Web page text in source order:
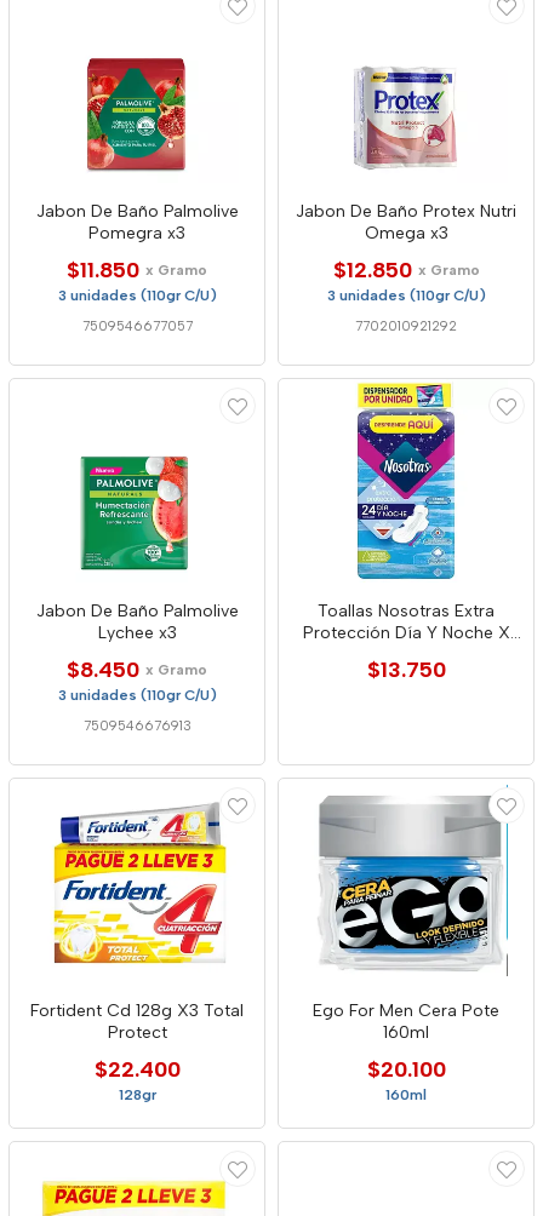
Jabon De Baño Palmolive
Pomegra x3
$11.850 x Gramo
3 unidades (110gr C/U)
7509546677057
Jabon De Baño Protex Nutri
Omega x3
$12.850 x Gramo
3 unidades (110gr C/U)
7702010921292
Jabon De Baño Palmolive
Lychee x3
$8.450 x Gramo
3 unidades (110gr C/U)
7509546676913
Toallas Nosotras Extra
Protección Día Y Noche X
24 Unidades
$13.750
Fortident Cd 128g X3 Total
Protect
$22.400
128gr
Ego For Men Cera Pote
160ml
$20.100
160ml